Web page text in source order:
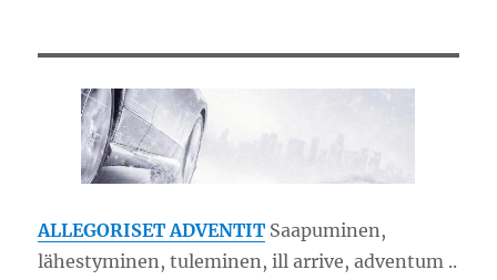
ALLEGORISET ADVENTIT Saapuminen,
lähestyminen, tuleminen, ill arrive, adventum ..